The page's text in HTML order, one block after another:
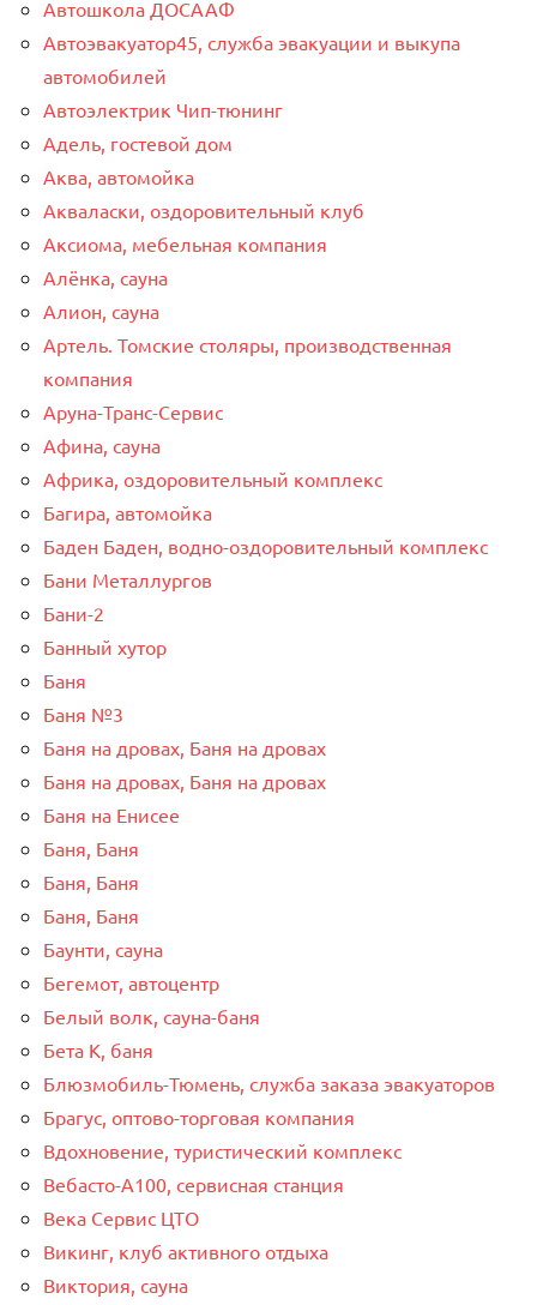
Автошкола ДОСААФ
Автоэвакуатор45, служба эвакуации и выкупа
автомобилей
Автоэлектрик Чип-тюнинг
Адель, гостевой дом
Аква, автомойка
Акваласки, оздоровительный клуб
Аксиома, мебельная компания
Алёнка, сауна
Алион, сауна
Артель. Томские столяры, производственная
компания
Аруна-Транс-Сервис
Афина, сауна
Африка, оздоровительный комплекс
Багира, автомойка
Баден Баден, водно-оздоровительный комплекс
Бани Металлургов
Бани-2
Банный хутор
Баня
Баня №3
Баня на дровах, Баня на дровах
Баня на дровах, Баня на дровах
Баня на Енисее
Баня, Баня
Баня, Баня
Баня, Баня
Баунти, сауна
Бегемот, автоцентр
Белый волк, сауна-баня
Бета К, баня
Блюзмобиль-Тюмень, служба заказа эвакуаторов
Брагус, оптово-торговая компания
Вдохновение, туристический комплекс
Вебасто-А100, сервисная станция
Века Сервис ЦТО
Викинг, клуб активного отдыха
Виктория, сауна